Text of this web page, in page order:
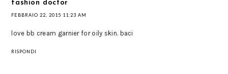
fashion doctor
FEBBRAIO 22, 2015 11:23 AM
love bb cream garnier for oily skin. baci
RISPONDI